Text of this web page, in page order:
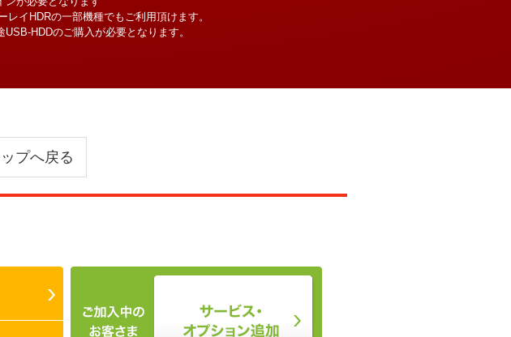
イHDRの一部機種でもご利用頂けます。
HDDのご購入が必要となります。
プへ戻る